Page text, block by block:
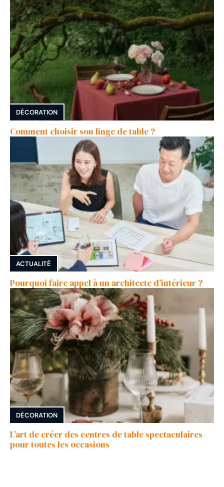
DÉCORATION
Comment choisir son linge de table ?
ACTUALITÉ
Pourquoi faire appel à un architecte d’intérieur ?
DÉCORATION
L’art de créer des centres de table spectaculaires
pour toutes les occasions